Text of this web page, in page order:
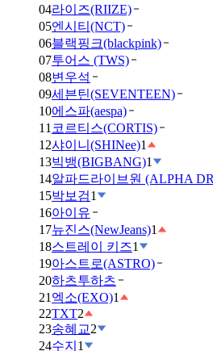
04라이즈(RIIZE)
05엔시티(NCT)
06블랙핑크(blackpink)
07투어스 (TWS)
08변우석
09세븐틴(SEVENTEEN)
10에스파(aespa)
11 코르티스(CORTIS)
12샤이니(SHINee)1
13빅뱅(BIGBANG)1
14알파드라이브원 (ALPHA
15박보검1
16아이유
17뉴진스(NewJeans)1
18스트레이 키즈1
19아스트로(ASTRO)
20하츠투하츠
21 엑소(EXO)1
22TXT2
23송혜교2
24수지 1